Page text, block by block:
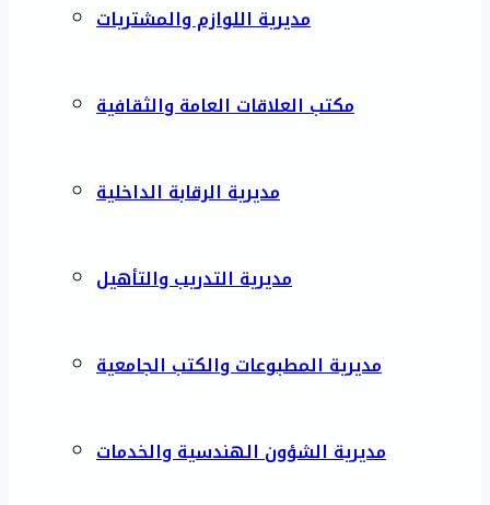
مديرية اللوازم والمشتريات
مكتب العلاقات العامة والثقافية
مديرية الرقابة الداخلية
مديرية التدريب والتأهيل
مديرية المطبوعات والكتب الجامعية
مديرية الشؤون الهندسية والخدمات